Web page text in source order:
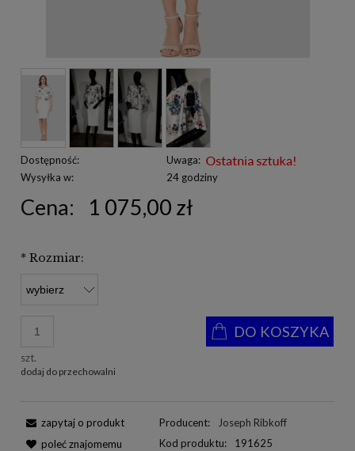
Dostępność:
Uwaga:
Wysyłka w:
24 godziny
Cena: 1 075,00 zł
* Rozmiar:
szt.
DO KOSZYKA
dodaj do przechowalni
Producent:
Joseph Ribkoff
Kod produktu:
191625
zapytaj o produkt
poleć znajomemu